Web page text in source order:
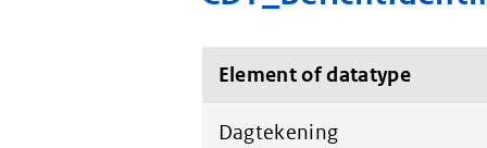
Element of datatype
Dagtekening